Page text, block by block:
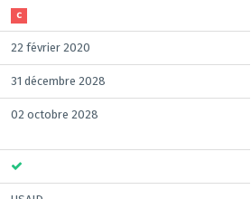
C
22 février 2020
31 décembre 2028
02 octobre 2028